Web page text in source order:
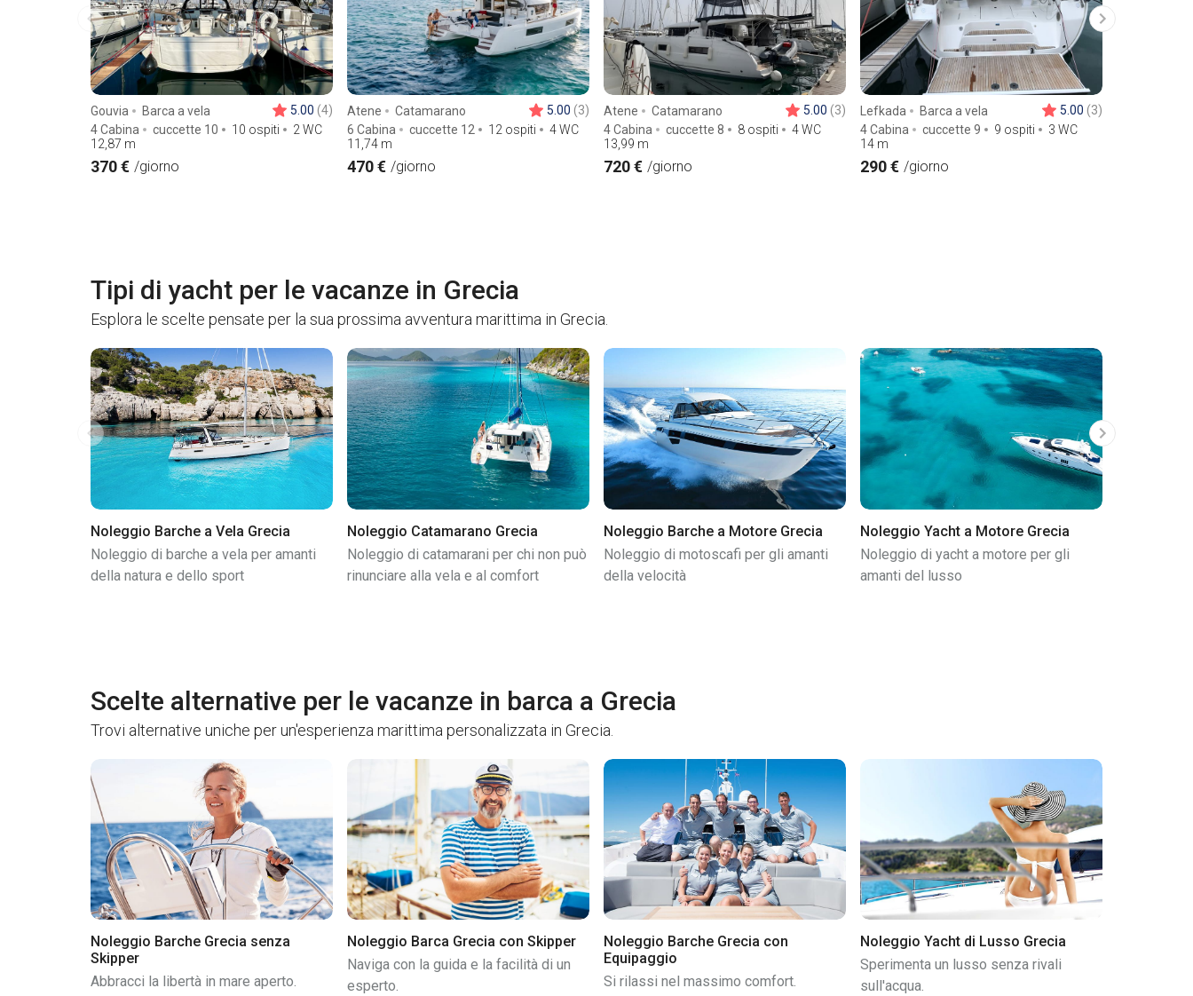
Gouvia
Barca a vela
4 Cabina
cuccette 10 10 ospiti
2 WC
12,87 m
370 € /giorno
5.00 (4) Atene
Catamarano
6 Cabina
cuccette 12 12 ospiti
4 WC
11,74 m
470 € /giorno
5.00 (3) Atene
Catamarano
4 Cabina
cuccette 8 8 ospiti
4 WC
13,99 m
720 € /giorno
5.00 (3) Lefkada
Barca a vela
4 Cabina
cuccette 9 9 ospiti
3 WC
14 m
290 € /giorno
5.00 (3)
Tipi di yacht per le vacanze in Grecia
Esplora le scelte pensate per la sua prossima avventura marittima in Grecia.
Noleggio Barche a Vela Grecia
Noleggio di barche a vela per amanti
della natura e dello sport
Noleggio Catamarano Grecia
Noleggio di catamarani per chi non può
rinunciare alla vela e al comfort
Noleggio Barche a Motore Grecia
Noleggio di motoscafi per gli amanti
della velocità
Noleggio Yacht a Motore Grecia
Noleggio di yacht a motore per gli
amanti del lusso
Scelte alternative per le vacanze in barca a Grecia
Trovi alternative uniche per un'esperienza marittima personalizzata in Grecia.
Noleggio Barche Grecia senza
Skipper
Abbracci la libertà in mare aperto.
Noleggio Barca Grecia con Skipper
Naviga con la guida e la facilità di un
esperto.
Noleggio Barche Grecia con
Equipaggio
Si rilassi nel massimo comfort.
Noleggio Yacht di Lusso Grecia
Sperimenta un lusso senza rivali
sull'acqua.